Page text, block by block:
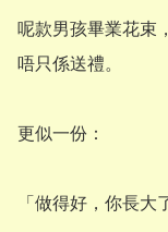
呢款男孩畢業花束，
唔只係送禮。
更似一份：
「做得好，你長大